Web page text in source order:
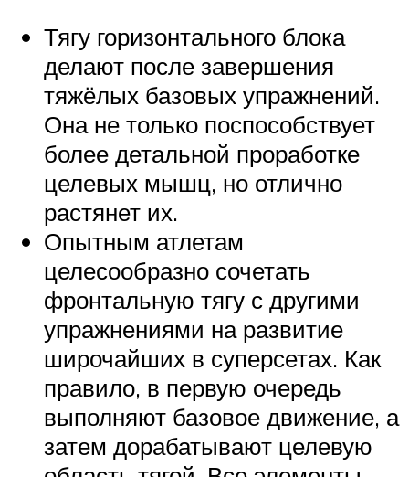
Тягу горизонтального блока
делают после завершения
тяжёлых базовых упражнений.
Она не только поспособствует
более детальной проработке
целевых мышц, но отлично
растянет их.
Опытным атлетам
целесообразно сочетать
фронтальную тягу с другими
упражнениями на развитие
широчайших в суперсетах. Как
правило, в первую очередь
выполняют базовое движение, а
затем дорабатывают целевую